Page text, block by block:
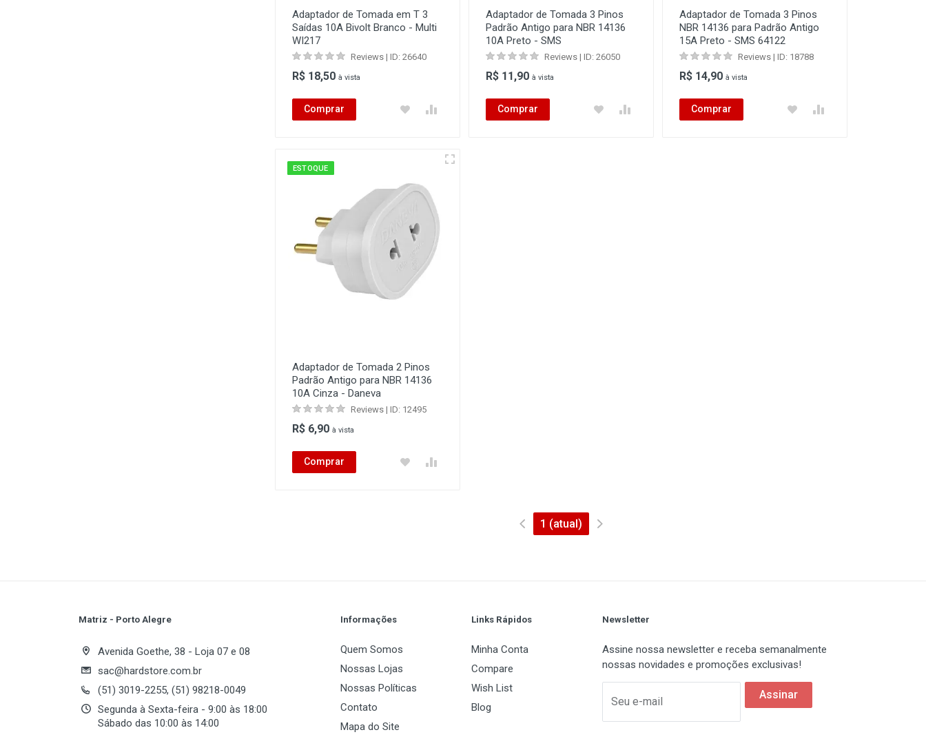
Adaptador de Tomada em T 3
Saídas 10A Bivolt Branco - Multi
WI217
Reviews | ID: 26640
R$ 18,50 à vista
Comprar
Adaptador de Tomada 3 Pinos
Padrão Antigo para NBR 14136
10A Preto - SMS
Reviews | ID: 26050
R$ 11,90 à vista
Comprar
Adaptador de Tomada 3 Pinos
NBR 14136 para Padrão Antigo
15A Preto - SMS 64122
Reviews | ID: 18788
R$ 14,90 à vista
Comprar
ESTOQUE
Adaptador de Tomada 2 Pinos
Padrão Antigo para NBR 14136
10A Cinza - Daneva
Reviews | ID: 12495
R$ 6,90 à vista
Comprar
1 (atual)
Matriz - Porto Alegre
Avenida Goethe, 38 - Loja 07 e 08
sac@hardstore.com.br
(51) 3019-2255, (51) 98218-0049
Segunda à Sexta-feira - 9:00 às 18:00
Sábado das 10:00 às 14:00
Informações
Quem Somos
Nossas Lojas
Nossas Políticas
Contato
Mapa do Site
Links Rápidos
Minha Conta
Compare
Wish List
Blog
Newsletter
Assine nossa newsletter e receba semanalmente
nossas novidades e promoções exclusivas!
Seu e-mail
Assinar